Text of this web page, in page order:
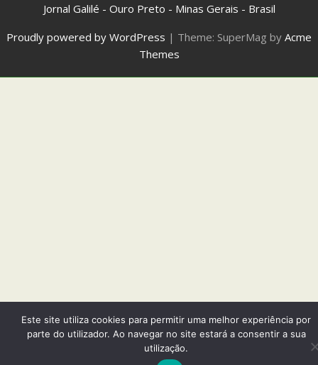
Jornal Galilé - Ouro Preto - Minas Gerais - Brasil
Proudly powered by WordPress | Theme: SuperMag by Acme
Themes
Este site utiliza cookies para permitir uma melhor experiência por
parte do utilizador. Ao navegar no site estará a consentir a sua
utilização.